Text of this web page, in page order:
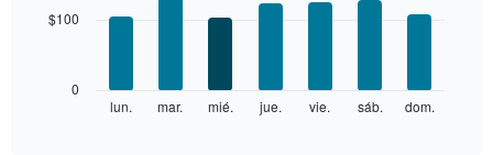
muestra
lun. mar. mié. jue. vie. sáb. dom.
0
$100